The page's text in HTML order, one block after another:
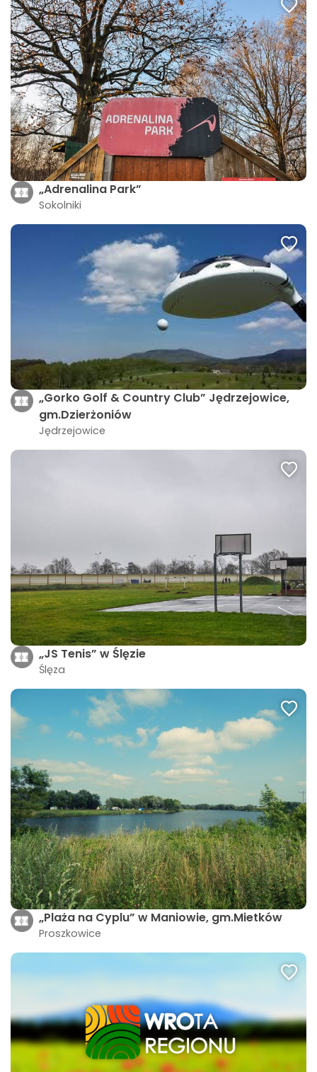
„Adrenalina Park”
Sokolniki
„Gorko Golf & Country Club” Jędrzejowice,
gm.Dzierżoniów
Jędrzejowice
„JS Tenis” w Ślęzie
Ślęza
„Plaża na Cyplu” w Maniowie, gm.Mietków
Proszkowice